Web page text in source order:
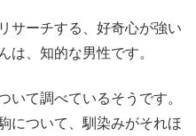
サーチする、好奇心が強い
は、知的な男性です。
いて調べているそうです。
について、馴染みがそれほ